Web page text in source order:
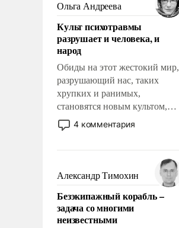
Ольга Андреева
Культ психотравмы
разрушает и человека, и
народ
Обиды на этот жестокий мир,
разрушающий нас, таких
хрупких и ранимых,
становятся новым культом,
постепенно вытесняя и
отменяя традиционное
мужественным и твердым под
ударами судьбы, брать на себя
ответственность, помогать
слабым, идти вперед и
адаптироваться.
4 комментария
Александр Тимохин
Безэкипажный корабль –
задача со многими
неизвестными